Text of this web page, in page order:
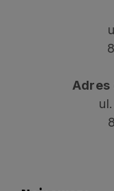
Adres